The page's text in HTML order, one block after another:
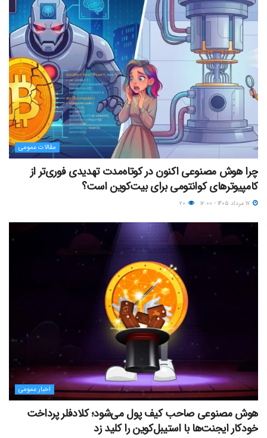
مقالات عمومی
چرا هوش مصنوعی اکنون در کوتاه‌مدت تهدیدی فوری‌تر از
کامپیوترهای کوانتومی برای بیت‌کوین است؟
اخبار عمومی
هوش مصنوعی صاحب کیف پول می‌شود؛ کلادفلر پرداخت
خودکار ایجنت‌ها با استیبل‌کوین را کلید زد